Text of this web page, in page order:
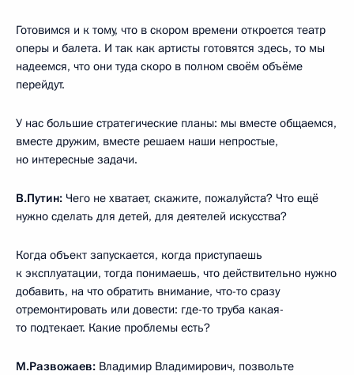
Готовимся и к тому, что в скором времени откроется театр
оперы и балета. И так как артисты готовятся здесь, то мы
надеемся, что они туда скоро в полном своём объёме
перейдут.
У нас большие стратегические планы: мы вместе общаемся,
вместе дружим, вместе решаем наши непростые,
но интересные задачи.
В.Путин: Чего не хватает, скажите, пожалуйста? Что ещё
нужно сделать для детей, для деятелей искусства?
Когда объект запускается, когда приступаешь
к эксплуатации, тогда понимаешь, что действительно нужно
добавить, на что обратить внимание, что-то сразу
отремонтировать или довести: где-то труба какая-
то подтекает. Какие проблемы есть?
М.Развожаев: Владимир Владимирович, позвольте